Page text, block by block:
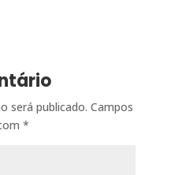
será publicado. Campos
*